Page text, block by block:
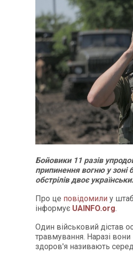
Бойовики 11 разів
припинення вогню у зоні
обстрілів двоє
Про це повідомили у
інформує UAINFO.org.
Один військовий дістав
травмування. Наразі вони
здоров'я називають